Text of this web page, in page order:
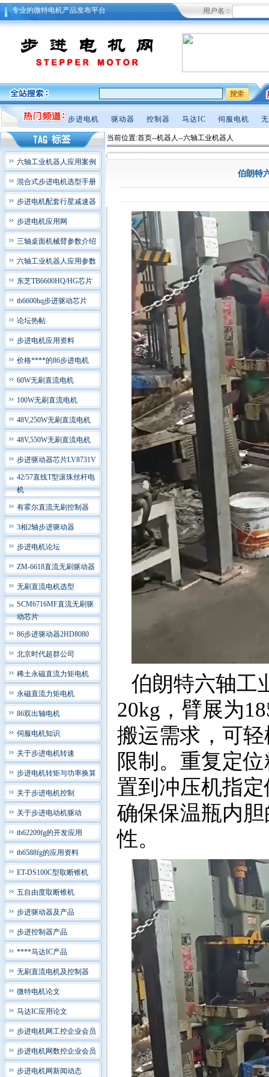
专业的微特电机产品发布平台 用户名：
步进电机 驱动器 控制器 马达IC 伺服电机
六轴工业机器人应用案例
混合式步进电机选型手册
步进电机配套行星减速器
步进电机应用网
三轴桌面机械臂参数介绍
六轴工业机器人应用参数
东芝TB6600HQ/HG芯片
tb6600hq步进驱动芯片
论坛热帖
步进电机应用资料
价格****的86步进电机
60W无刷直流电机
100W无刷直流电机
48V,250W无刷直流电机
48V,550W无刷直流电机
步进驱动器芯片LV8731V
42/57直线T型滚珠丝杆电
机
有霍尔直流无刷控制器
3相2轴步进驱动器
步进电机论坛
ZM-6618直流无刷驱动器
无刷直流电机选型
SCM6716MF直流无刷驱
动芯片
86步进驱动器2HD8080
北京时代超群公司
稀土永磁直流力矩电机
永磁直流力矩电机
86双出轴电机
伺服电机知识
关于步进电机转速
步进电机转矩与功率换算
关于步进电机控制
关于步进电动机驱动
tb62209fg的开发应用
tb6588fg的应用资料
ET-DS100C型取断锥机
五自由度取断锥机
步进驱动器及产品
步进控制器产品
****马达IC产品
无刷直流电机及控制器
微特电机论文
马达IC应用论文
步进电机网工控企业会员
步进电机网数控企业会员
步进电机网新闻动态
当前位置:首页--机器人--六轴工业机器人
伯朗特
伯朗特六轴工
20kg，臂展为
搬运需求，可
限制。重复定
置到冲压机指
确保保温瓶内
性。